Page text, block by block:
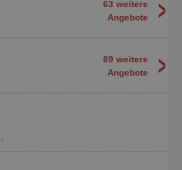
63 weitere
Angebote
>
89 weitere
Angebote
>